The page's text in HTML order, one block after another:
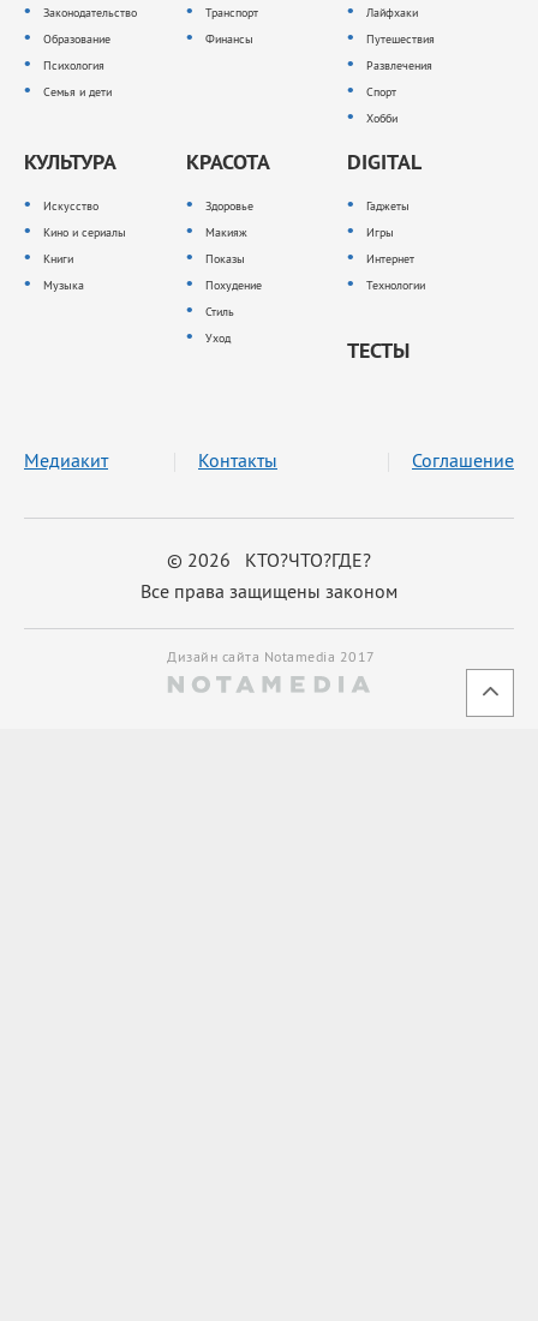
Законодательство
Образование
Психология
Семья и дети
Транспорт
Финансы
Лайфхаки
Путешествия
Развлечения
Спорт
Хобби
КУЛЬТУРА
Искусство
Кино и сериалы
Книги
Музыка
КРАСОТА
Здоровье
Макияж
Показы
Похудение
Стиль
Уход
DIGITAL
Гаджеты
Игры
Интернет
Технологии
ТЕСТЫ
© 2026 КТО?ЧТО?ГДЕ?
Все права защищены законом
Медиакит Контакты Соглашение
Дизайн сайта Notamedia 2017